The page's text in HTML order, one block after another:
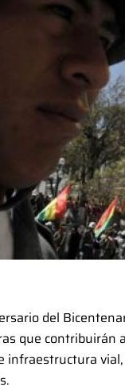
del
que contribuirán
infraestructura